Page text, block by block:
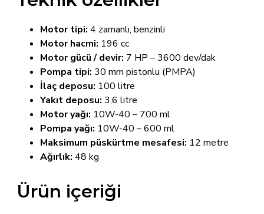
Motor tipi: 4 zamanlı, benzinli
Motor hacmi: 196 cc
Motor gücü / devir: 7 HP – 3600 dev/dak
Pompa tipi: 30 mm pistonlu (PMPA)
İlaç deposu: 100 litre
Yakıt deposu: 3,6 litre
Motor yağı: 10W-40 – 700 ml
Pompa yağı: 10W-40 – 600 ml
Maksimum püskürtme mesafesi: 12 metre
Ağırlık: 48 kg
Ürün içeriği